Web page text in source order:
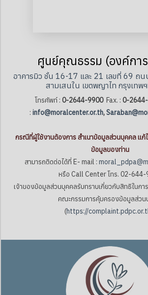
ศูนย์คุณธรรม (องค์กา
อาคารมิว ชั้น 16-17 และ 21 เลขที่ 69 ถน
สามเสนใน เขตพญาไท กรุงเทพ
โทรศัพท์ :0-2644-9900Fax. : 0-
: info@moralcenter.or.th,
กรณีที่ผู้ใช้งานต้องการ สำเนาข้อมูลส่วนบุคคล แก้
ข้อมูลของท่าน
สามารถติดต่อได้ที่ E- mail :
หรือ Call Center โทร. 02-
เจ้าของข้อมูลส่วนบุคคลรับทราบเกี่ยวกับสิทธิในกา
คณะกรรมการคุ้มครองข้อมูลส่วน
(https://